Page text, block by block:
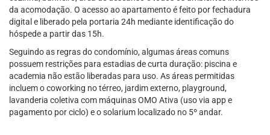
da acomodação. O acesso ao apartamento é feito por fechadura
digital e liberado pela portaria 24h mediante identificação do
hóspede a partir das 15h.
Seguindo as regras do condomínio, algumas áreas comuns
possuem restrições para estadias de curta duração: piscina e
academia não estão liberadas para uso. As áreas permitidas
incluem o coworking no térreo, jardim externo, playground,
lavanderia coletiva com máquinas OMO Ativa (uso via app e
pagamento por ciclo) e o solarium localizado no 5º andar.